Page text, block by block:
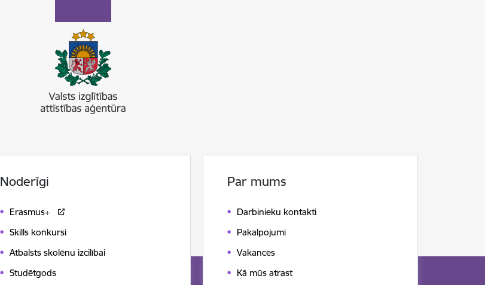
Noderīgi
Erasmus+
Skills konkursi
Atbalsts skolēnu izcilībai
Studētgods
Par mums
Darbinieku kontakti
Pakalpojumi
Vakances
Kā mūs atrast